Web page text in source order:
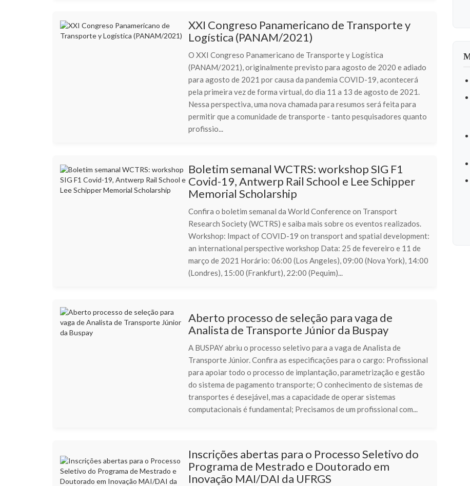
XXI Congreso Panamericano de Transporte y
Logística (PANAM/2021)
O XXI Congreso Panamericano de Transporte y Logística
(PANAM/2021), originalmente previsto para agosto de 2020 e adiado
para agosto de 2021 por causa da pandemia COVID-19, acontecerá
pela primeira vez de forma virtual, do dia 11 a 13 de agosto de 2021.
Nessa perspectiva, uma nova chamada para resumos será feita para
permitir que a comunidade de transporte - tanto pesquisadores quanto
profissio...
Boletim semanal WCTRS: workshop SIG F1
Covid-19, Antwerp Rail School e Lee Schipper
Memorial Scholarship
Confira o boletim semanal da World Conference on Transport
Research Society (WCTRS) e saiba mais sobre os eventos realizados.
Workshop: Impact of COVID-19 on transport and spatial development:
an international perspective workshop Data: 25 de fevereiro e 11 de
março de 2021 Horário: 06:00 (Los Angeles), 09:00 (Nova York), 14:00
(Londres), 15:00 (Frankfurt), 22:00 (Pequim)...
Aberto processo de seleção para vaga de
Analista de Transporte Júnior da Buspay
A BUSPAY abriu o processo seletivo para a vaga de Analista de
Transporte Júnior. Confira as especificações para o cargo: Profissional
para apoiar todo o processo de implantação, parametrização e gestão
do sistema de pagamento transporte; O conhecimento de sistemas de
transportes é desejável, mas a capacidade de operar sistemas
computacionais é fundamental; Precisamos de um profissional com...
Inscrições abertas para o Processo Seletivo do
Programa de Mestrado e Doutorado em
Inovação MAI/DAI da UFRGS